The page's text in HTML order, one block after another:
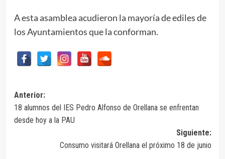
A esta asamblea acudieron la mayoría de ediles de
los Ayuntamientos que la conforman.
Navegación
de
entradas
Anterior:
18 alumnos del IES Pedro Alfonso de Orellana se enfrentan
desde hoy a la PAU
Siguiente:
Consumo visitará Orellana el próximo 18 de junio